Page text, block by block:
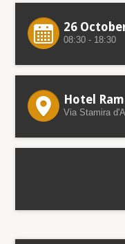
26
08:30 - 18:30
Hotel
Via Stamira